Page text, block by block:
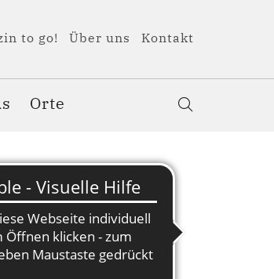
to go! Über uns Kontakt
Orte